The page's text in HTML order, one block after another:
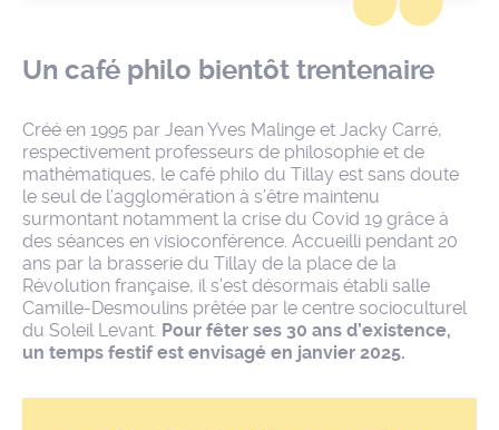
Un café philo bientôt trentenaire
Créé en 1995 par Jean Yves Malinge et Jacky Carré,
respectivement professeurs de philosophie et de
mathématiques, le café philo du Tillay est sans doute
le seul de l’agglomération à s’être maintenu
surmontant notamment la crise du Covid 19 grâce à
des séances en visioconférence. Accueilli pendant 20
ans par la brasserie du Tillay de la place de la
Révolution française, il s’est désormais établi salle
Camille-Desmoulins prêtée par le centre socioculturel
du Soleil Levant. Pour fêter ses 30 ans d’existence,
un temps festif est envisagé en janvier 2025.